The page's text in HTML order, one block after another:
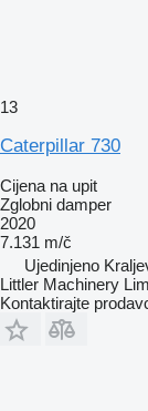
13
Caterpillar 730
Cijena na upit
Zglobni damper
2020
7.131 m/č
Ujedinjeno
Littler Machinery
Kontaktirajte